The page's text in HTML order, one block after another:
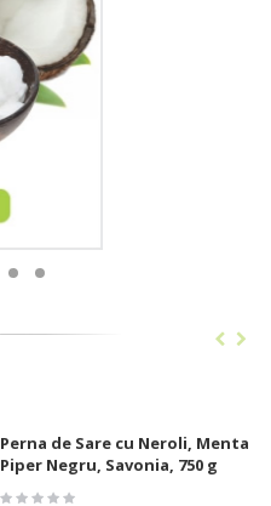
Perna de Sare cu Neroli, Menta si
Piper Negru, Savonia, 750 g